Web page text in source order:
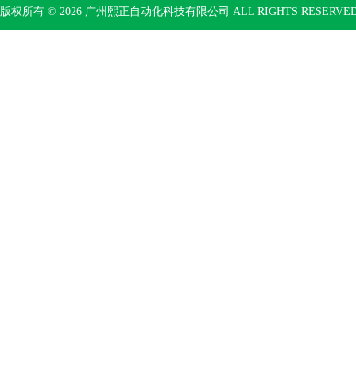
版权所有 © 2026 广州熙正自动化科技有限公司 ALL RIGHTS